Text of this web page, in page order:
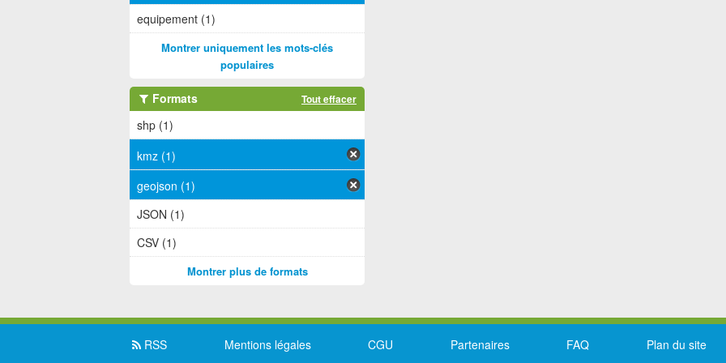
equipement (1)
Montrer uniquement les mots-clés
populaires
Formats Tout effacer
shp (1)
kmz (1)
geojson (1)
JSON (1)
CSV (1)
Montrer plus de formats
RSS Mentions légales CGU Partenaires FAQ Plan du site